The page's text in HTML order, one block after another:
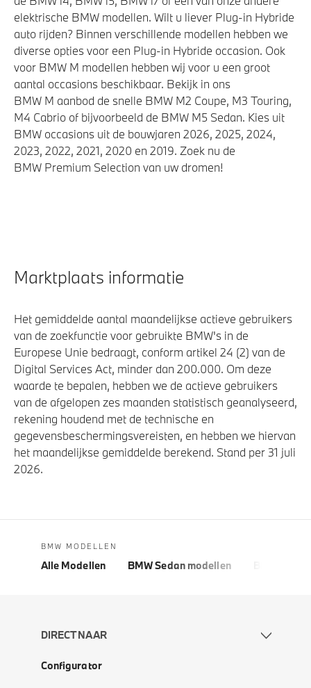
elektrische BMW modellen. Wilt u liever Plug-in Hybride
auto rijden? Binnen verschillende modellen hebben we
diverse opties voor een Plug-in Hybride occasion. Ook
voor BMW M modellen hebben wij voor u een groot
aantal occasions beschikbaar. Bekijk in ons
BMW M aanbod de snelle BMW M2 Coupe, M3 Touring,
M4 Cabrio of bijvoorbeeld de BMW M5 Sedan. Kies uit
BMW occasions uit de bouwjaren 2026, 2025, 2024,
2023, 2022, 2021, 2020 en 2019. Zoek nu de
BMW Premium Selection van uw dromen!
Marktplaats informatie
Het gemiddelde aantal maandelijkse actieve gebruikers
van de zoekfunctie voor gebruikte BMW's in de
Europese Unie bedraagt, conform artikel 24 (2) van de
Digital Services Act, minder dan 200.000. Om deze
waarde te bepalen, hebben we de actieve gebruikers
van de afgelopen zes maanden statistisch geanalyseerd,
rekening houdend met de technische en
gegevensbeschermingsvereisten, en hebben we hiervan
het maandelijkse gemiddelde berekend. Stand per 31 juli
2026.
BMW MODELLEN
Alle Modellen BMW Sedan modellen
DIRECT NAAR
Configurator